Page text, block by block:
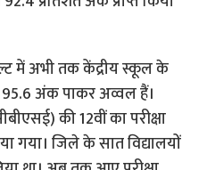
में अभी तक केंद्रीय स्कूल के
95.6 अंक पाकर अव्वल हैं।
की 12वीं का परीक्षा
गया। जिले के सात विद्यालयों